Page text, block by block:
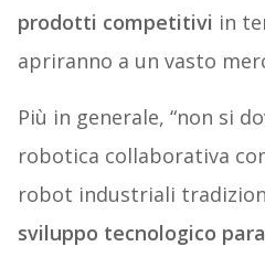
prodotti competitivi in
apriranno a un vasto
Più in generale, “non si
robotica collaborativa
robot industriali
sviluppo tecnologico